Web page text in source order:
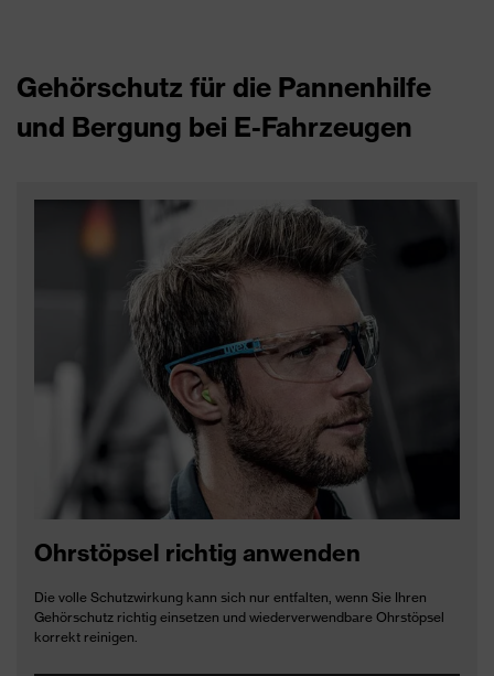
Gehörschutz für die Pannenhilfe
und Bergung bei E-Fahrzeugen
Ohrstöpsel richtig anwenden
Die volle Schutzwirkung kann sich nur entfalten, wenn Sie Ihren
Gehörschutz richtig einsetzen und wiederverwendbare Ohrstöpsel
korrekt reinigen.